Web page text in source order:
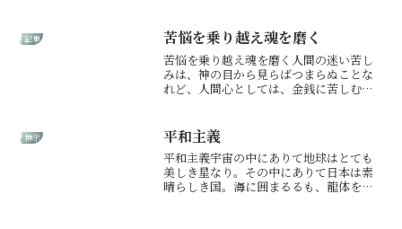
け、己の人生に責任を持ち生きる者同士
に起こるものなり。人類の歴史は...
記事 苦悩を乗り越え魂を磨く
苦悩を乗り越え魂を磨く人間の迷い苦し
みは、神の目から見らばつまらぬことな
れど、人間心としては、金銭に苦しむ
み、迷いを乗り越えてこそ成長ありな
ん。苦労なく金銭に恵まれ生活...
神示 平和主義
平和主義宇宙の中にありて地球はとても
美しき星なり。その中にありて日本は素
晴らしき国。海に囲まるるも、龍体をな